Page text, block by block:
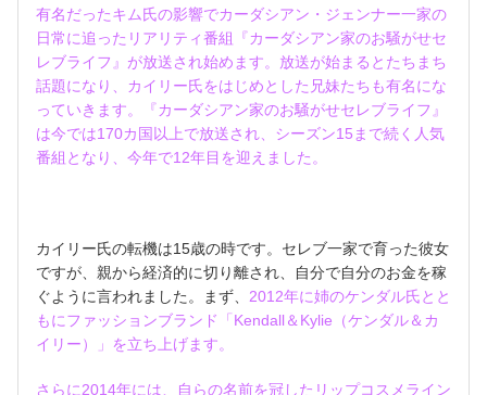
有名だったキム氏の影響でカーダシアン・ジェンナー一家の
日常に追ったリアリティ番組『カーダシアン家のお騒がせセ
レブライフ』が放送され始めます。放送が始まるとたちまち
話題になり、カイリー氏をはじめとした兄妹たちも有名にな
っていきます。『カーダシアン家のお騒がせセレブライフ』
は今では170カ国以上で放送され、シーズン15まで続く人気
番組となり、今年で12年目を迎えました。
カイリー氏の転機は15歳の時です。セレブ一家で育った彼女
ですが、親から経済的に切り離され、自分で自分のお金を稼
ぐように言われました。まず、 2012年に姉のケンダル氏とと
もにファッションブランド「Kendall＆Kylie（ケンダル＆カ
イリー）」を立ち上げます。
さらに2014年には、自らの名前を冠したリップコスメライン